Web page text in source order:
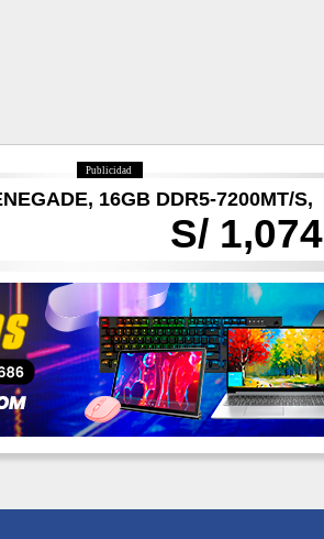
Publicidad
S/ 1,074
16GB DDR5-7200MT/S,